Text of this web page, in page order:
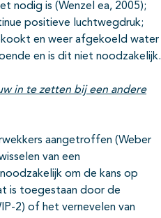
nodig is (Wenzel ea, 2005);
positieve luchtwegdruk;
en weer afgekoeld water
en is dit niet noodzakelijk.
in te zetten bij een andere
aangetroffen (Weber
van een
om de kans op
is toegestaan door de
2) of het vernevelen van